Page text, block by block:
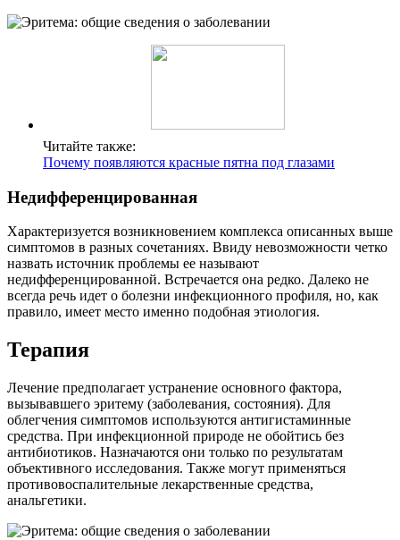
Читайте также:
Почему появляются красные пятна под глазами
Недифференцированная
Характеризуется возникновением комплекса описанных выше
симптомов в разных сочетаниях. Ввиду невозможности четко
назвать источник проблемы ее называют
недифференцированной. Встречается она редко. Далеко не
всегда речь идет о болезни инфекционного профиля, но, как
правило, имеет место именно подобная этиология.
Терапия
Лечение предполагает устранение основного фактора,
вызывавшего эритему (заболевания, состояния). Для
облегчения симптомов используются антигистаминные
средства. При инфекционной природе не обойтись без
антибиотиков. Назначаются они только по результатам
объективного исследования. Также могут применяться
противовоспалительные лекарственные средства,
анальгетики.